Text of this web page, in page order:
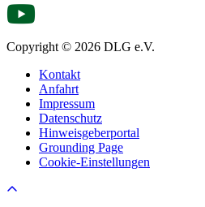
Copyright © 2026 DLG e.V.
Kontakt
Anfahrt
Impressum
Datenschutz
Hinweisgeberportal
Grounding Page
Cookie-Einstellungen